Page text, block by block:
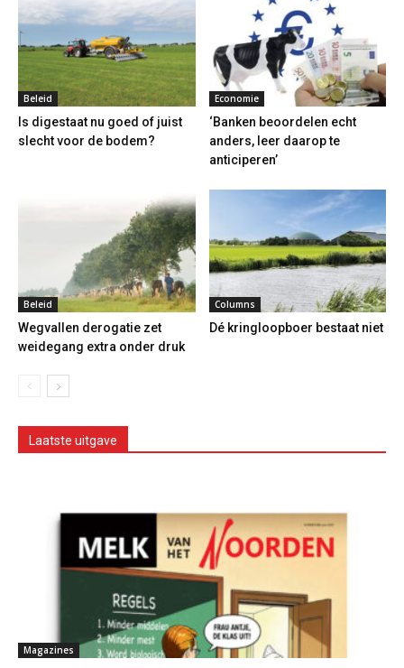
Beleid
Is digestaat nu goed of juist
slecht voor de bodem?
Economie
‘Banken beoordelen echt
anders, leer daarop te
anticiperen’
Beleid
Wegvallen derogatie zet
weidegang extra onder druk
Columns
Dé kringloopboer bestaat niet
Laatste uitgave
Magazines